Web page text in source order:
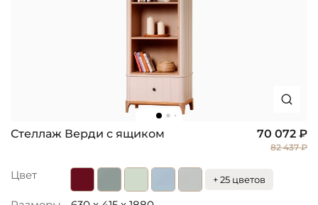
Стеллаж Верди с ящиком 70 072 ₽
82 437 ₽
Цвет + 25 цветов